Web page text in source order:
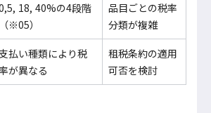
18, 40%の4段階
（※05）
品目ごとの税率
分類が複雑
払い種類により税
が異なる
租税条約の適用
可否を検討